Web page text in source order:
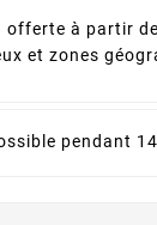
offerte à partir
et zones
pendant